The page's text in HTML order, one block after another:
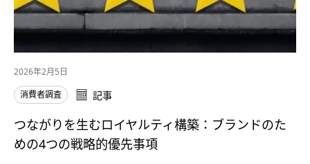
2026年2月5日
消費者調査
記事
つながりを生むロイヤルティ構築：ブランドのた
めの4つの戦略的優先事項